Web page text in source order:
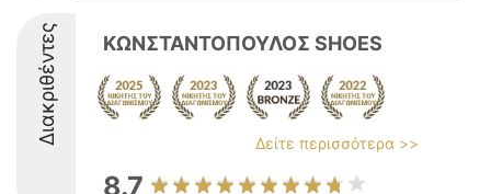
Διακριθέντες ΚΩΝΣΤΑΝΤΟΠΟΥΛΟΣ SHOES
Δείτε περισσότερα >>
8.7